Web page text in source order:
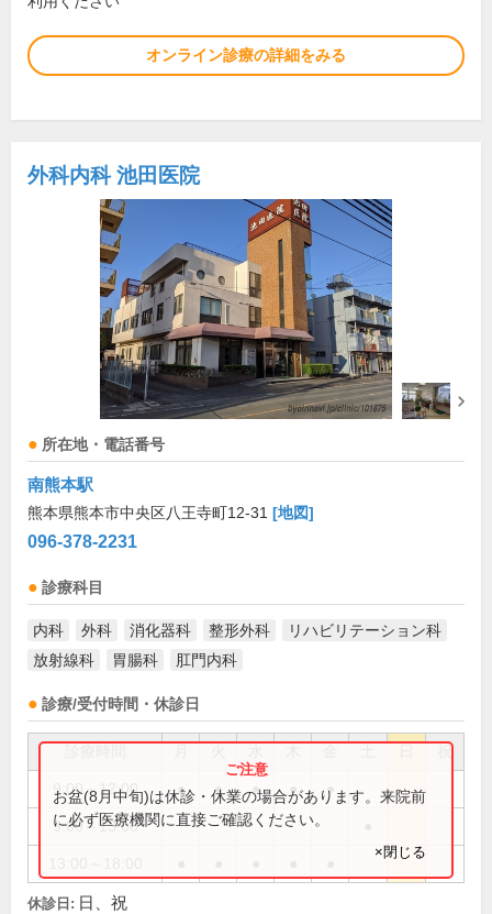
オンライン診療の詳細をみる
外科内科 池田医院
所在地・電話番号
南熊本駅
熊本県熊本市中央区八王寺町12-31 [地図]
096-378-2231
診療科目
内科 外科 消化器科 整形外科
リハビリテーション科
放射線科
胃腸科 肛門内科
診療/受付時間・休診日
祝
9:00～12:00 ● ● ● ● ●
9:00～13:00
お盆(8月中旬)は休診・休業の場合があります。来院前
に必ず医療機関に直接ご確認ください。
×閉じる
休診日: 日、祝